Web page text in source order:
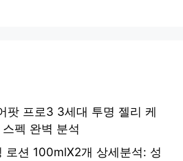
팟 프로3 3세대 투명 젤리 케
펙 완벽 분석
로션 100mlX2개 상세분석: 성